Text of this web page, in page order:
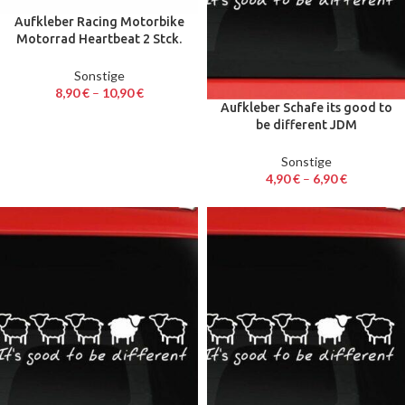
Aufkleber Racing Motorbike
Motorrad Heartbeat 2 Stck.
Sonstige
8,90€– 10,90€
Aufkleber Schafe its good to
be different JDM
20 cm
Sonstige
4,90€– 6,90€